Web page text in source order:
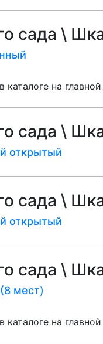
сада \
на
сада \
открытый
сада \
открытый
сада \
мест)
на